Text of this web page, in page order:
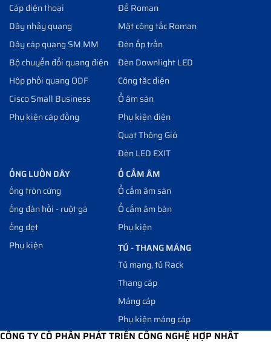
Cáp điện thoại
Dây nhảy quang
Dây cáp quang SM MM
Bộ chuyển đổi quang điện
Hộp phối quang ODF
Cisco Small Business
Phụ kiện cáp đồng
Đế Roman
Mặt công tắc Roman
Đèn ốp trần
Đèn Downlight LED
Công tăc điện
Ổ âm sàn
Phụ kiện điện
Quạt Thông Gió
Đèn LED EXIT
ỐNG LUỒN DÂY
ống tròn cứng
ống đàn hồi - ruột gà
ống dẹt
Phụ kiện
Ổ CẮM ÂM
Ổ cắm âm sàn
Ổ cắm âm bàn
Phụ kiện
TỦ - THANG MÁNG
Tủ mạng, tủ Rack
Thang cáp
Máng cáp
Phụ kiện máng cáp
CÔNG TY CỔ PHẦN PHÁT TRIỂN CÔNG NGHỆ HỢP NHẤT